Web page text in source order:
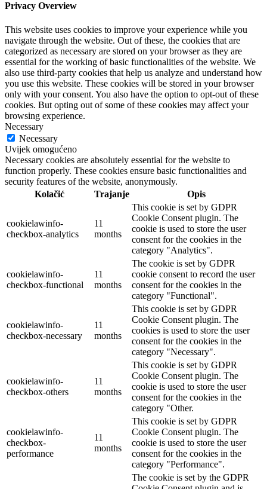
Privacy Overview
This website uses cookies to improve your experience while you
navigate through the website. Out of these, the cookies that are
categorized as necessary are stored on your browser as they are
essential for the working of basic functionalities of the website. We
also use third-party cookies that help us analyze and understand how
you use this website. These cookies will be stored in your browser
only with your consent. You also have the option to opt-out of these
cookies. But opting out of some of these cookies may affect your
browsing experience.
Necessary
Necessary
Uvijek omogućeno
Necessary cookies are absolutely essential for the website to
function properly. These cookies ensure basic functionalities and
security features of the website, anonymously.
Kolačić
Trajanje Opis
cookielawinfo-
checkbox-analytics
11
months
This cookie is set by GDPR
Cookie Consent plugin. The
cookie is used to store the user
consent for the cookies in the
category "Analytics".
cookielawinfo-
checkbox-functional
11
months
The cookie is set by GDPR
cookie consent to record the user
consent for the cookies in the
category "Functional".
cookielawinfo-
checkbox-necessary
11
months
This cookie is set by GDPR
Cookie Consent plugin. The
cookies is used to store the user
consent for the cookies in the
category "Necessary".
cookielawinfo-
checkbox-others
11
months
This cookie is set by GDPR
Cookie Consent plugin. The
cookie is used to store the user
consent for the cookies in the
category "Other.
cookielawinfo-
checkbox-
performance
11
months
This cookie is set by GDPR
Cookie Consent plugin. The
cookie is used to store the user
consent for the cookies in the
category "Performance".
The cookie is set by the GDPR